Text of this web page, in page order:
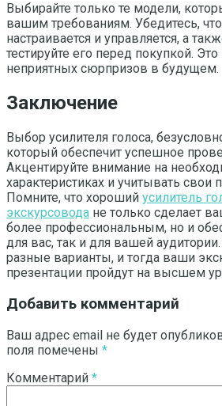
Выбирайте только те модели,
вашим требованиям. Убедитесь,
настраивается и управляется, а
тестируйте его перед покупкой.
неприятных сюрпризов в будущем.
Заключение
Выбор усилителя голоса,
который обеспечит успешное
Акцентируйте внимание на
характеристиках и учитывать свои
Помните, что хороший усилитель
экскурсовода не только сделает
более профессиональным, но и
для вас, так и для вашей
разные варианты, и тогда ваши
презентации пройдут на высшем
Добавить комментарий
Ваш адрес email не будет
поля помечены *
Комментарий *